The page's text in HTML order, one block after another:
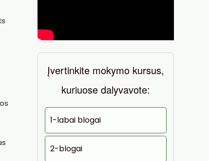
Įvertinkite mokymo kursus,
kuriuose dalyvavote:
1-labai blogai
2-blogai